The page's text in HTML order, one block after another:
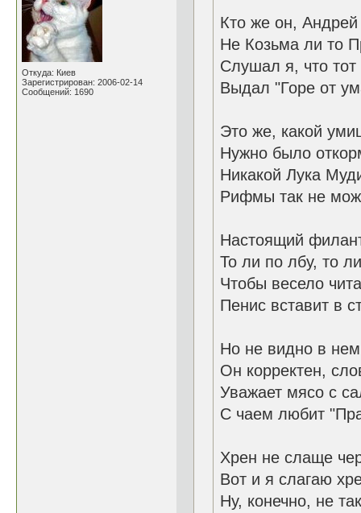
Откуда: Киев
Зарегистрирован: 2006-02-14
Сообщений: 1690
Кто же он, Андрей
Не Козьма ли то
Слушал я, что тот
Выдал "Горе от
Это же, какой
Нужно было
Никакой Лука
Рифмы так не
Настоящий
То ли по лбу, то
Чтобы весело
Пенис вставит в
Но не видно в
Он корректен,
Уважает мясо с
С чаем любит
Хрен не слаще
Вот и я слагаю
Ну, конечно, не